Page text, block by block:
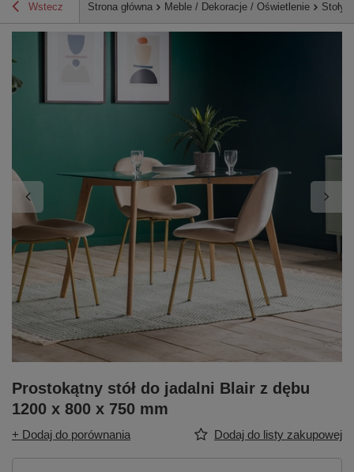
Wstecz Strona główna Meble / Dekoracje / Oświetlenie Stoły,
Prostokątny stół do jadalni Blair z dębu
1200 x 800 x 750 mm
+ Dodaj do porównania Dodaj do listy zakupowej